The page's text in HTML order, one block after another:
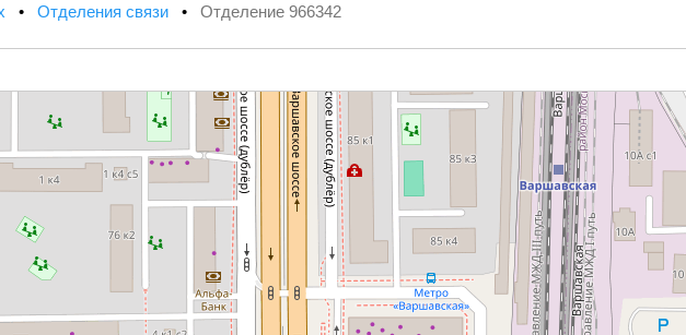
• Отделения связи • Отделение 966342